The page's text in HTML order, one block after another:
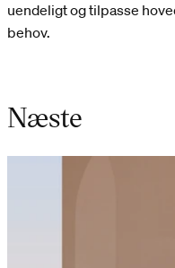
uendeligt og tilpasse
behov.
Næste